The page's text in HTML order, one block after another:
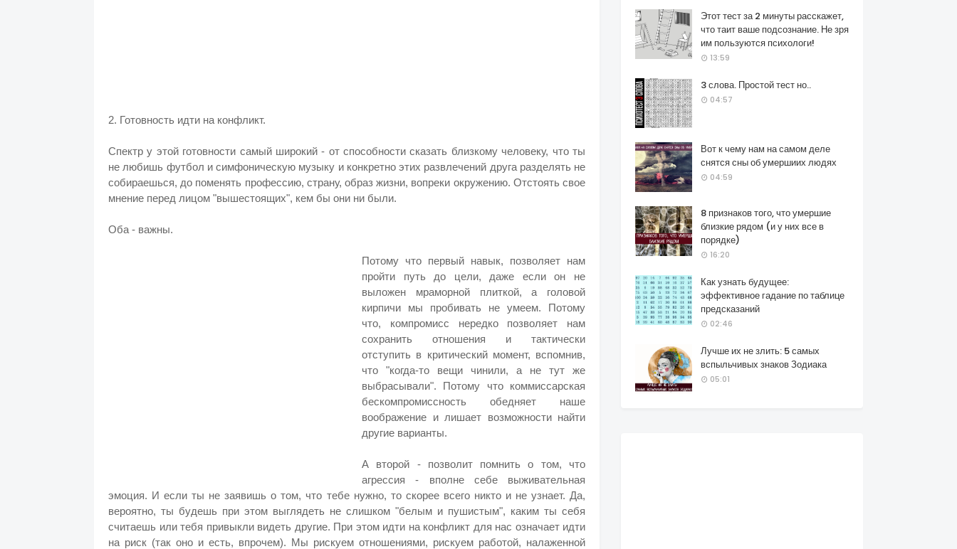
2. Готовность идти на конфликт.
Спектр у этой готовности самый широкий - от способности сказать близкому человеку, что ты
не любишь футбол и симфоническую музыку и конкретно этих развлечений друга разделять не
собираешься, до поменять профессию, страну, образ жизни, вопреки окружению. Отстоять свое
мнение перед лицом "вышестоящих", кем бы они ни были.
Оба - важны.
Потому что первый навык, позволяет нам
пройти путь до цели, даже если он не
выложен мраморной плиткой, а головой
кирпичи мы пробивать не умеем. Потому
что, компромисс нередко позволяет нам
сохранить отношения и тактически
отступить в критический момент, вспомнив,
что "когда-то вещи чинили, а не тут же
выбрасывали". Потому что коммиссарская
бескомпромиссность обедняет наше
воображение и лишает возможности найти
другие варианты.
А второй - позволит помнить о том, что
агрессия - вполне себе выживательная
эмоция. И если ты не заявишь о том, что тебе нужно, то скорее всего никто и не узнает. Да,
вероятно, ты будешь при этом выглядеть не слишком "белым и пушистым", каким ты себя
считаешь или тебя привыкли видеть другие. При этом идти на конфликт для нас означает идти
на риск (так оно и есть, впрочем). Мы рискуем отношениями, рискуем работой, налаженной
Этот тест за 2 минуты расскажет,
что таит ваше подсознание. Не зря
им пользуются психологи!
13:59
3 слова. Простой тест но..
04:57
Вот к чему нам на самом деле
снятся сны об умершиих людях
04:59
8 признаков того, что умершие
близкие рядом (и у них все в
порядке)
16:20
Как узнать будущее:
эффективное гадание по таблице
предсказаний
02:46
Лучше их не злить: 5 самых
вспыльчивых знаков Зодиака
05:01